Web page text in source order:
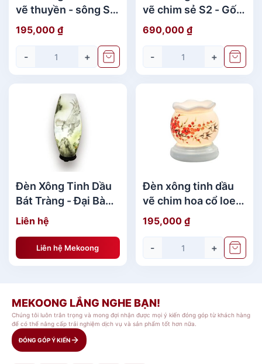
Giá sản phẩm : 7800000
Từ khóa tìm kiếm hàng đầu:Quà tặng gốm
sứ in logo,
tặng gốm sứ cao cấp, Quà
tặng gốm sứ Bát Tràng, Quà tặng gốm sứ
Bình hút tài lộc công đào đắp nổi men rạn
trong những gốm sứ Bát Tràng
làm đẹp không gian nhà của bạn. Sản phẩm này
vẽ thuyền - sông S3
- Gốm sứ Bát Tràng
cao cấp
195,000 ₫
- +
vẽ chim sẻ S2 - Gốm
sứ Bát Tràng giá rẻ
690,000 ₫
- +
Đèn Xông Tinh Dầu
Bát Tràng - Đại Bàng
- H60cm sang trọng
Liên hệ
Liên hệ Mekoong
Đèn xông tinh dầu
vẽ chim hoa cổ loe -
Gốm sứ Bát Tràng
ưa chuộng
195,000 ₫
- +
MEKOONG LẮNG NGHE BẠN!
Chúng tôi luôn trân trọng và mong đợi nhận được mọi ý kiến đóng góp từ khách hàng
để có thể nâng cấp trải nghiệm dịch vụ và sản phẩm tốt hơn nữa.
ĐÓNG GÓP Ý KIẾN